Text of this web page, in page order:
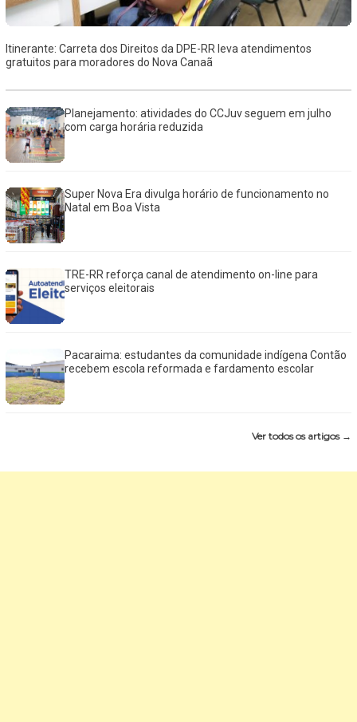
Itinerante: Carreta dos Direitos da DPE-RR leva atendimentos
gratuitos para moradores do Nova Canaã
Planejamento: atividades do CCJuv seguem em julho
com carga horária reduzida
Super Nova Era divulga horário de funcionamento no
Natal em Boa Vista
TRE-RR reforça canal de atendimento on-line para
serviços eleitorais
Pacaraima: estudantes da comunidade indígena Contão
recebem escola reformada e fardamento escolar
Ver todos os artigos →